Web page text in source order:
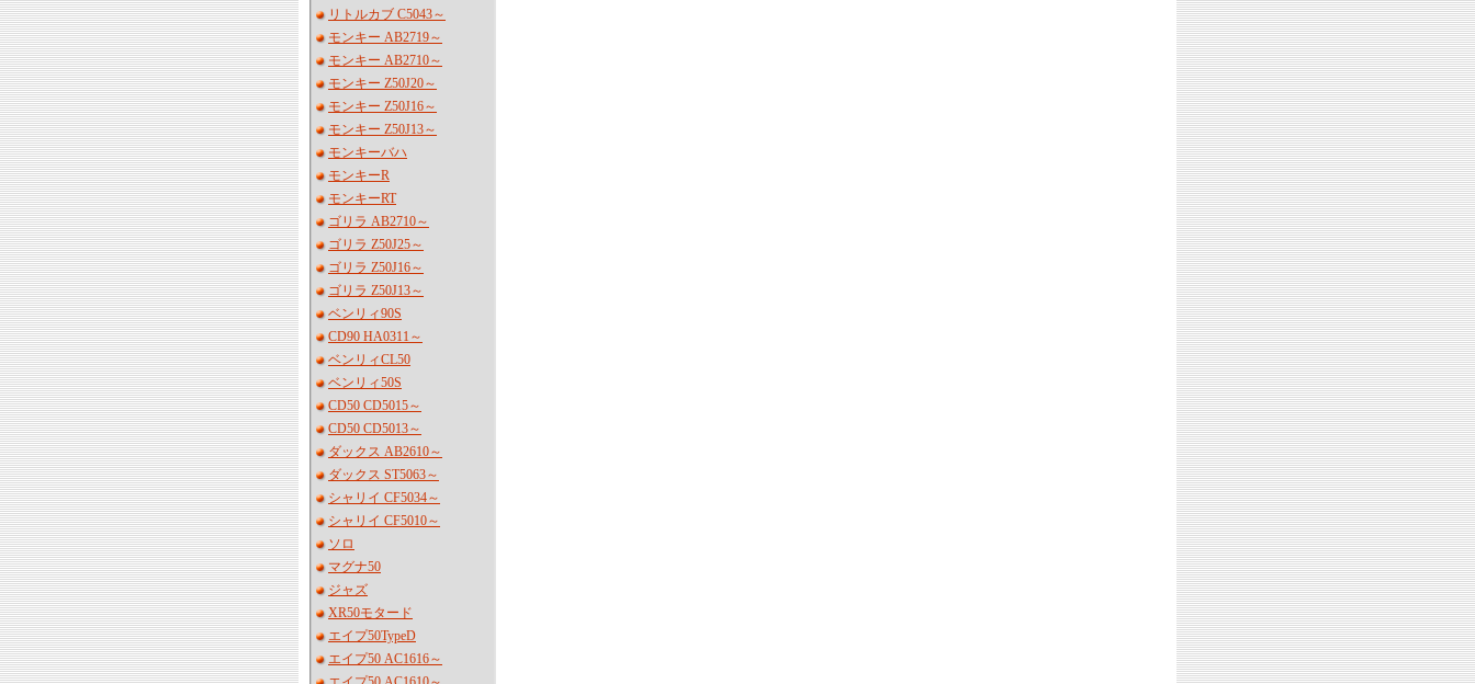
リトルカブ C5043～
モンキー AB2719～
モンキー AB2710～
モンキー Z50J20～
モンキー Z50J16～
モンキー Z50J13～
モンキーバハ
モンキーR
モンキーRT
ゴリラ AB2710～
ゴリラ Z50J25～
ゴリラ Z50J16～
ゴリラ Z50J13～
ベンリィ90S
CD90 HA0311～
ベンリィCL50
ベンリィ50S
CD50 CD5015～
CD50 CD5013～
ダックス AB2610～
ダックス ST5063～
シャリイ CF5034～
シャリイ CF5010～
ソロ
マグナ50
ジャズ
XR50モタード
エイプ50TypeD
エイプ50 AC1616～